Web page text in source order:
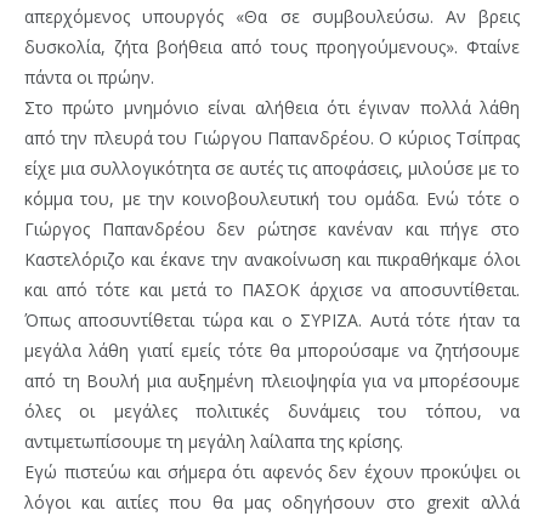
απερχόμενος υπουργός «Θα σε συμβουλεύσω. Αν βρεις
δυσκολία, ζήτα βοήθεια από τους προηγούμενους». Φταίνε
πάντα οι πρώην.
Στο πρώτο μνημόνιο είναι αλήθεια ότι έγιναν πολλά λάθη
από την πλευρά του Γιώργου Παπανδρέου. Ο κύριος Τσίπρας
είχε μια συλλογικότητα σε αυτές τις αποφάσεις, μιλούσε με το
κόμμα του, με την κοινοβουλευτική του ομάδα. Ενώ τότε ο
Γιώργος Παπανδρέου δεν ρώτησε κανέναν και πήγε στο
Καστελόριζο και έκανε την ανακοίνωση και πικραθήκαμε όλοι
και από τότε και μετά το ΠΑΣΟΚ άρχισε να αποσυντίθεται.
Όπως αποσυντίθεται τώρα και ο ΣΥΡΙΖΑ. Αυτά τότε ήταν τα
μεγάλα λάθη γιατί εμείς τότε θα μπορούσαμε να ζητήσουμε
από τη Βουλή μια αυξημένη πλειοψηφία για να μπορέσουμε
όλες οι μεγάλες πολιτικές δυνάμεις του τόπου, να
αντιμετωπίσουμε τη μεγάλη λαίλαπα της κρίσης.
Εγώ πιστεύω και σήμερα ότι αφενός δεν έχουν προκύψει οι
λόγοι και αιτίες που θα μας οδηγήσουν στο grexit αλλά